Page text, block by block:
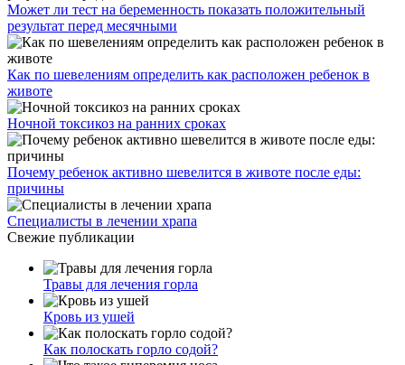
Может ли тест на беременность показать положительный
результат перед месячными
Как по шевелениям определить как расположен ребенок в
животе
Ночной токсикоз на ранних сроках
Почему ребенок активно шевелится в животе после еды:
причины
Специалисты в лечении храпа
Свежие публикации
Травы для лечения горла
Кровь из ушей
Как полоскать горло содой?